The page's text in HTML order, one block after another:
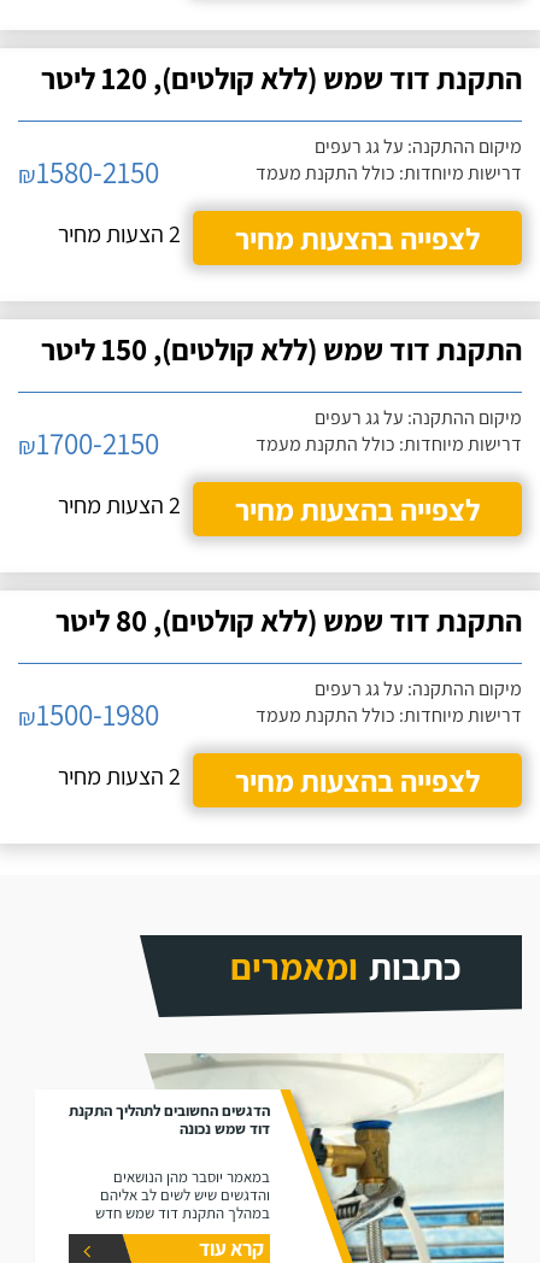
התקנת דוד שמש (ללא קולטים), 120 ליטר
מיקום ההתקנה: על גג רעפים
דרישות מיוחדות: כולל התקנת מעמד
₪1580-2150
לצפייה בהצעות מחיר
2 הצעות מחיר
התקנת דוד שמש (ללא קולטים), 150 ליטר
מיקום ההתקנה: על גג רעפים
דרישות מיוחדות: כולל התקנת מעמד
₪1700-2150
לצפייה בהצעות מחיר
2 הצעות מחיר
התקנת דוד שמש (ללא קולטים), 80 ליטר
מיקום ההתקנה: על גג רעפים
דרישות מיוחדות: כולל התקנת מעמד
₪1500-1980
לצפייה בהצעות מחיר
2 הצעות מחיר
כתבות ומאמרים
הדגשים החשובים לתהליך התקנת
דוד שמש נכונה
במאמר יוסבר מהן הנושאים
והדגשים שיש לשים לב אליהם
במהלך התקנת דוד שמש חדש
קרא עוד